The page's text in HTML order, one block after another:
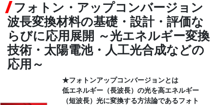
CONTACT
フォトン・アップコンバージョン
波長変換材料の基礎・設計・評価な
らびに応用展開 ～光エネルギー変換
技術・太陽電池・人工光合成などの
応用～
★フォトンアップコンバージョンとは
低エネルギー（長波長）の光を高エネルギー
（短波長）光に変換する方法論であるフォト